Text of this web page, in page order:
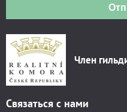
Член
Связаться с нами